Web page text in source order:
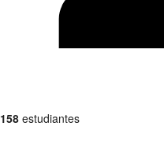
158 estudiantes